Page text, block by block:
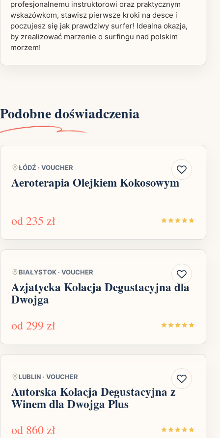
profesjonalnemu instruktorowi oraz praktycznym
wskazówkom, stawisz pierwsze kroki na desce i
poczujesz się jak prawdziwy surfer! Idealna okazja,
by zrealizować marzenie o surfingu nad polskim
morzem!
Podobne doświadczenia
ŁÓDŹ · VOUCHER
Aeroterapia Olejkiem Kokosowym
od 235 zł
BIAŁYSTOK · VOUCHER
Azjatycka Kolacja Degustacyjna dla
Dwojga
od 299 zł
LUBLIN · VOUCHER
Autorska Kolacja Degustacyjna z
Winem dla Dwojga Plus
od 860 zł